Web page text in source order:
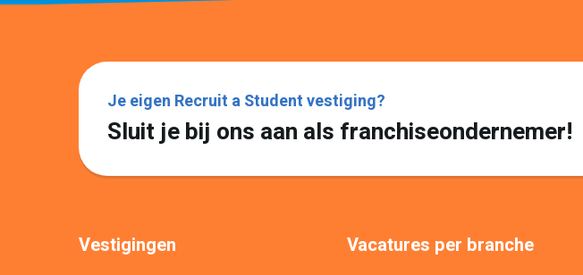
Je eigen Recruit a Student vestiging?
Sluit je bij ons aan als franchiseondernemer!
Vestigingen Vacatures per branche